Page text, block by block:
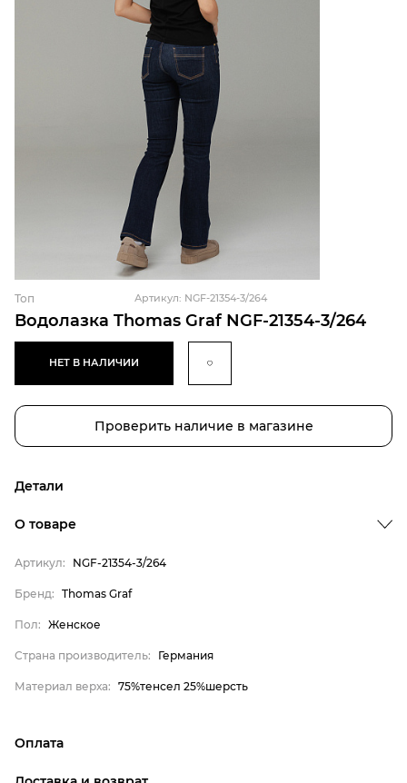
Водолазка Thomas Graf NGF-21354-3/264
Топ Артикул: NGF-21354-3/264
НЕТ В НАЛИЧИИ
Проверить наличие в магазине
Детали
Страна производитель
Материал верха
О товаре
Артикул: NGF-21354-3/264
Бренд: Thomas Graf
Пол: Женское
Страна производитель: Германия
Материал верха: 75%тенсел 25%шерсть
Оплата